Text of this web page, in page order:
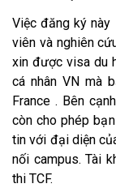
Việc đăng ký
viên và nghiên
xin được visa du
cá nhân VN mà
France . Bên
còn cho phép
tin với đại diện
nối campus. Tài
thi TCF.